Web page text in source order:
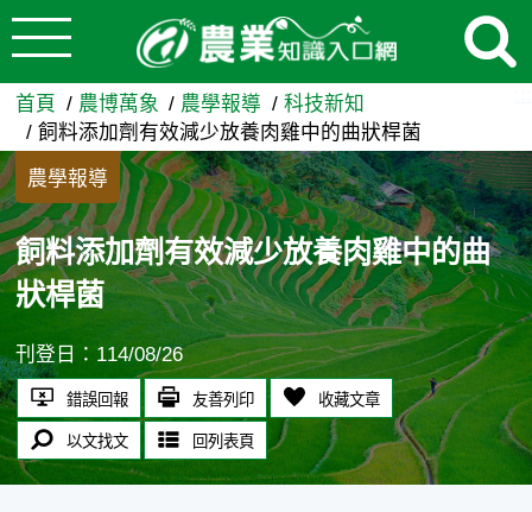
跳到主要內容
飼料添加劑有效減少放養肉
首頁 農博萬象 農學報導
科技新知
飼料添加劑有效減少放養肉雞中的曲狀桿菌
農學報導
飼料添加劑有效減少放養肉雞中的曲
狀桿菌
刊登日：114/08/26
錯誤回報 友善列印 收藏文章
以文找文 回列表頁